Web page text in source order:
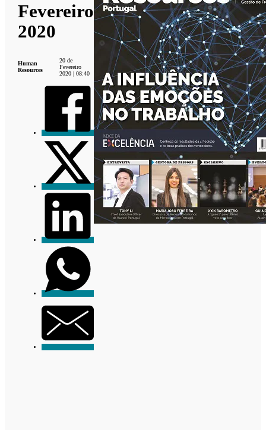
Fevereiro
2020
Human
Resources
20 de
Fevereiro
2020 | 08:40